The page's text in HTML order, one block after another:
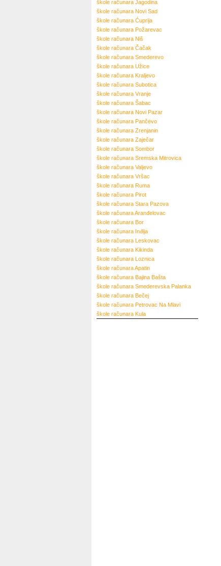
škole računara Jagodina
škole računara Novi Sad
škole računara Ćuprija
škole računara Požarevac
škole računara Niš
škole računara Čačak
škole računara Smederevo
škole računara Užice
škole računara Kraljevo
škole računara Subotica
škole računara Vranje
škole računara Šabac
škole računara Novi Pazar
škole računara Pančevo
škole računara Zrenjanin
škole računara Zaječar
škole računara Sombor
škole računara Sremska Mitrovica
škole računara Valjevo
škole računara Vršac
škole računara Ruma
škole računara Pirot
škole računara Stara Pazova
škole računaraAranđelovac
škole računara Bor
škole računara Inđija
škole računara Leskovac
škole računara Kikinda
škole računara Loznica
škole računaraApatin
škole računara Bajina Bašta
škole računara Smederevska Palanka
škole računara Bečej
škole računara Petrovac Na Mlavi
škole računara Kula